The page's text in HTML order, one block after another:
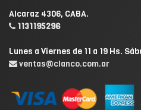
Alcaraz 4306, CABA.
1131195296
Lunes a Viernes de 11 a 19 Hs.
ventas@clanco.com.ar